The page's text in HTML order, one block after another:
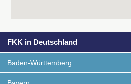
FKK in Deutschland
Baden-Württemberg